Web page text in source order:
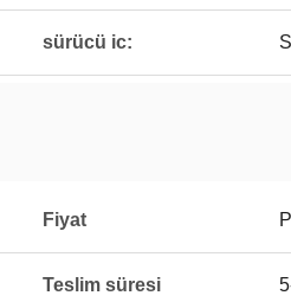
sürücü ic:
Fiyat
Teslim süresi